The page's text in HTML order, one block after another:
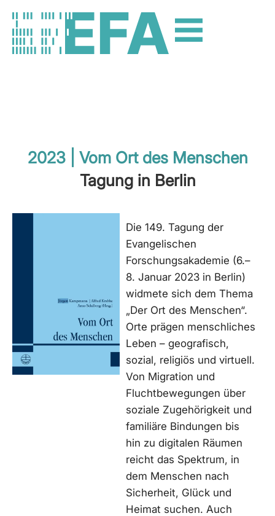
2023 | Vom Ort des Menschen
Tagung in Berlin
Die 149. Tagung der
Evangelischen
Forschungsakademie (6.–
8. Januar 2023 in Berlin)
widmete sich dem Thema
„Der Ort des Menschen“.
Orte prägen menschliches
Leben – geografisch,
sozial, religiös und virtuell.
Von Migration und
Fluchtbewegungen über
soziale Zugehörigkeit und
familiäre Bindungen bis
hin zu digitalen Räumen
reicht das Spektrum, in
dem Menschen nach
Sicherheit, Glück und
Heimat suchen. Auch